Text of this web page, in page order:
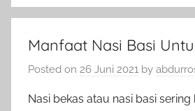
Manfaat Nasi Basi
Posted on 26 Juni 2021 by
Nasi bekas atau nasi basi